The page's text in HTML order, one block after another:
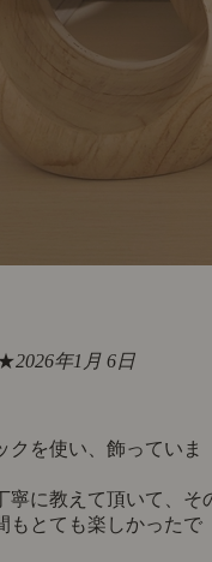
2026年1月 6日
クを使い、飾っていま
寧に教えて頂いて、そ
もとても楽しかったで